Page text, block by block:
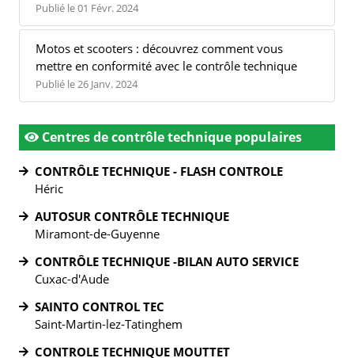
Publié le 01 Févr. 2024
Motos et scooters : découvrez comment vous
mettre en conformité avec le contrôle technique
Publié le 26 Janv. 2024
Centres de contrôle technique populaires
CONTRÔLE TECHNIQUE - FLASH CONTROLE
Héric
AUTOSUR CONTRÔLE TECHNIQUE
Miramont-de-Guyenne
CONTRÔLE TECHNIQUE -BILAN AUTO SERVICE
Cuxac-d'Aude
SAINTO CONTROL TEC
Saint-Martin-lez-Tatinghem
CONTROLE TECHNIQUE MOUTTET